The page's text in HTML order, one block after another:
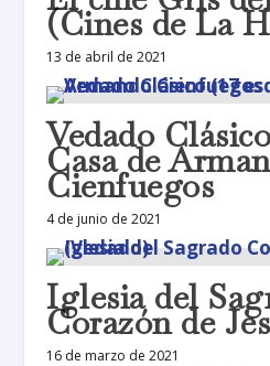
(Cines de La
13 de abril de 2021
Vedado
Casa de
Cienfuegos
4 de junio de 2021
Iglesia del
Corazón de
16 de marzo de 2021